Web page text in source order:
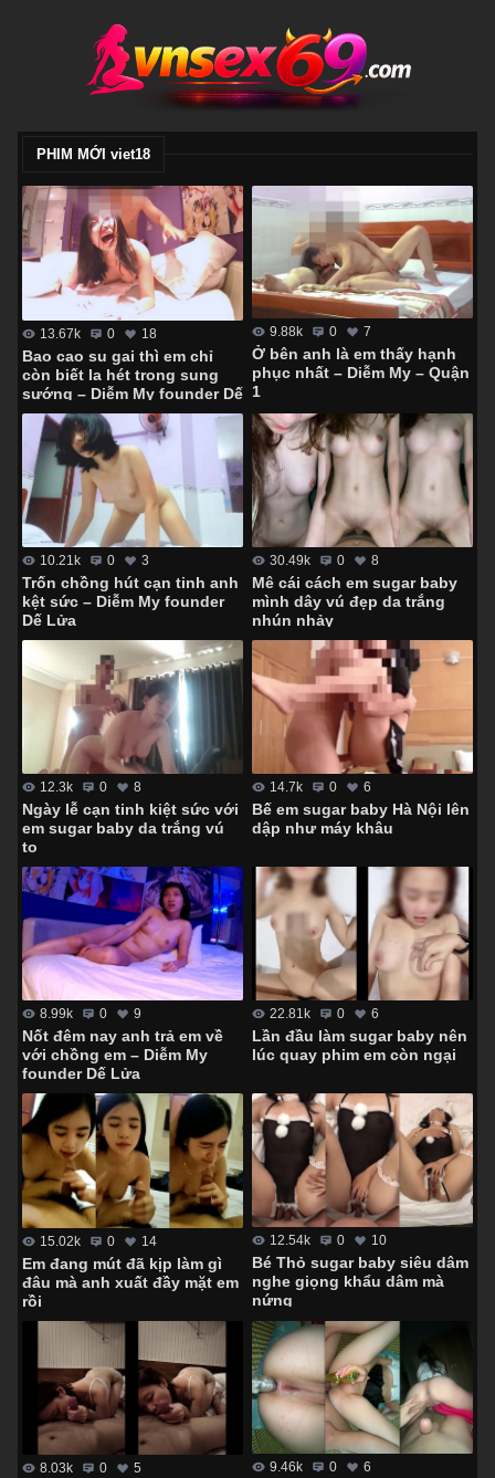
PHIM MỚI viet18
13.67k 0 18
Bao cao su gai thì em chỉ
còn biết la hét trong sung
sướng – Diễm My founder Dế
Lửa
9.88k 0 7
Ở bên anh là em thấy hạnh
phục nhất – Diễm My – Quận
1
10.21k 0 3
Trốn chồng hút cạn tinh anh
kệt sức – Diễm My founder
Dế Lửa
30.49k 0 8
Mê cái cách em sugar baby
mình dây vú đẹp da trắng
nhún nhảy
12.3k 0 8
Ngày lễ cạn tinh kiệt sức với
em sugar baby da trắng vú
to
14.7k 0 6
Bế em sugar baby Hà Nội lên
dập như máy khâu
8.99k 0 9
Nốt đêm nay anh trả em về
với chồng em – Diễm My
founder Dế Lửa
22.81k 0 6
Lần đầu làm sugar baby nên
lúc quay phim em còn ngại
15.02k 0 14
Em đang mút đã kịp làm gì
đâu mà anh xuất đầy mặt em
rồi
12.54k 0 10
Bé Thỏ sugar baby siêu dâm
nghe giọng khẩu dâm mà
nứng
8.03k 0 5 9.46k 0 6